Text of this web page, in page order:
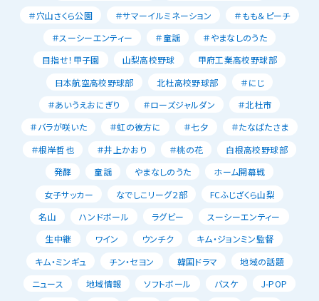
＃穴山さくら公園
＃サマーイルミネーション
＃もも＆ピーチ
＃スーシーエンティー
＃童謡
＃やまなしのうた
目指せ！甲子園
山梨高校野球
甲府工業高校野球部
日本航空高校野球部
北杜高校野球部
＃にじ
＃あいうえおにぎり
＃ローズジャルダン
＃北杜市
＃バラが咲いた
＃虹の彼方に ＃七夕
＃たなばたさま
＃根岸哲也
＃井上かおり ＃桃の花
白根高校野球部
発酵
童謡 やまなしのうた
ホーム開幕戦
女子サッカー
なでしこリーグ２部
FCふじざくら山梨
名山
ハンドボール ラグビー
スーシーエンティー
生中継
ワイン ウンチク
キム・ジョンミン監督
キム・ミンギュ
チン・セヨン 韓国ドラマ
地域の話題
ニュース
地域情報 ソフトボール バスケ
J-POP